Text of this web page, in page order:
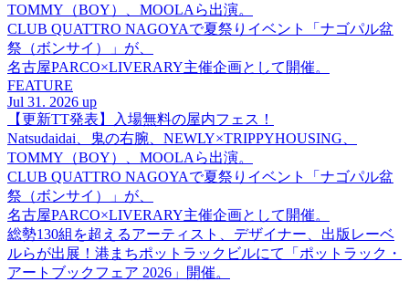
TOMMY（BOY）、MOOLAら出演。
CLUB QUATTRO NAGOYAで夏祭りイベント「ナゴパル盆
祭（ボンサイ）」が、
名古屋PARCO×LIVERARY主催企画として開催。
FEATURE
Jul 31. 2026 up
【更新TT発表】入場無料の屋内フェス！
Natsudaidai、鬼の右腕、NEWLY×TRIPPYHOUSING、
TOMMY（BOY）、MOOLAら出演。
CLUB QUATTRO NAGOYAで夏祭りイベント「ナゴパル盆
祭（ボンサイ）」が、
名古屋PARCO×LIVERARY主催企画として開催。
総勢130組を超えるアーティスト、デザイナー、出版レーベ
ルらが出展！港まちポットラックビルにて「ポットラック・
アートブックフェア 2026」開催。